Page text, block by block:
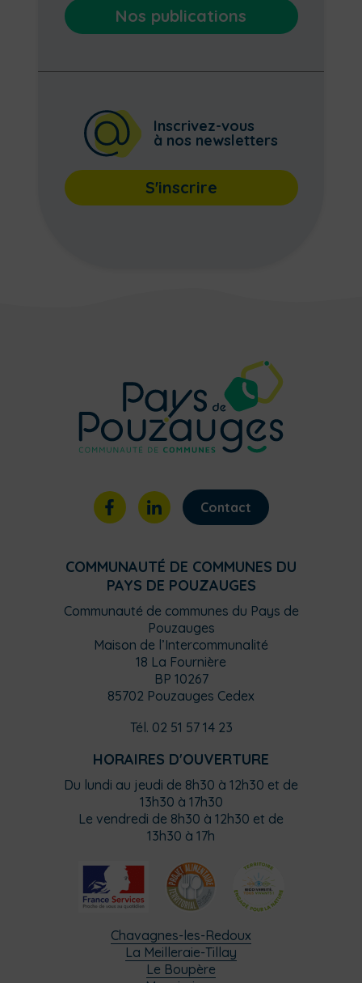
Nos publications
Inscrivez-vous
à nos newsletters
S'inscrire
Contact
COMMUNAUTÉ DE COMMUNES DU
PAYS DE POUZAUGES
Communauté de communes du Pays de
Pouzauges
Maison de l’Intercommunalité
18 La Fournière
BP 10267
85702 Pouzauges Cedex
Tél. 02 51 57 14 23
HORAIRES D'OUVERTURE
Du lundi au jeudi de 8h30 à 12h30 et de
13h30 à 17h30
Le vendredi de 8h30 à 12h30 et de
13h30 à 17h
Chavagnes-les-Redoux
La Meilleraie-Tillay
Le Boupère